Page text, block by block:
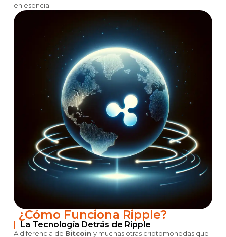
en esencia.
¿Cómo Funciona Ripple?
La Tecnología Detrás de Ripple
A diferencia de Bitcoiny muchas otras criptomonedas que